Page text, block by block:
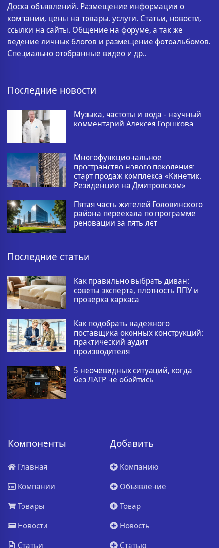
Доска объявлений. Размещение информации о
компании, цены на товары, услуги. Статьи, новости,
ссылки на сайты. Общение на форуме, а так же
ведение личных блогов и размещение фотоальбомов.
Специально отобранные видео и др..
Последние новости
Музыка, частоты и вода - научный
комментарий Алексея Горшкова
Многофункциональное
пространство нового поколения:
старт продаж комплекса «Кинетик.
Резиденции на Дмитровском»
Пятая часть жителей Головинского
района переехала по программе
реновации за пять лет
Последние статьи
Как правильно выбрать диван:
советы эксперта, плотность ППУ и
проверка каркаса
Как подобрать надежного
поставщика оконных конструкций:
практический аудит
производителя
5 неочевидных ситуаций, когда
без ЛАТР не обойтись
Компоненты
Главная
Компании
Товары
Новости
Статьи
Добавить
Компанию
Объявление
Товар
Новость
Статью